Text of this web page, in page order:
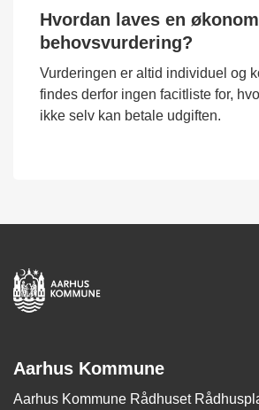
Hvordan laves en
behovsvurdering?
Vurderingen er altid individuel og
findes derfor ingen facitliste for,
ikke selv kan betale udgiften.
Aarhus Kommune
Aarhus Kommune Rådhuset